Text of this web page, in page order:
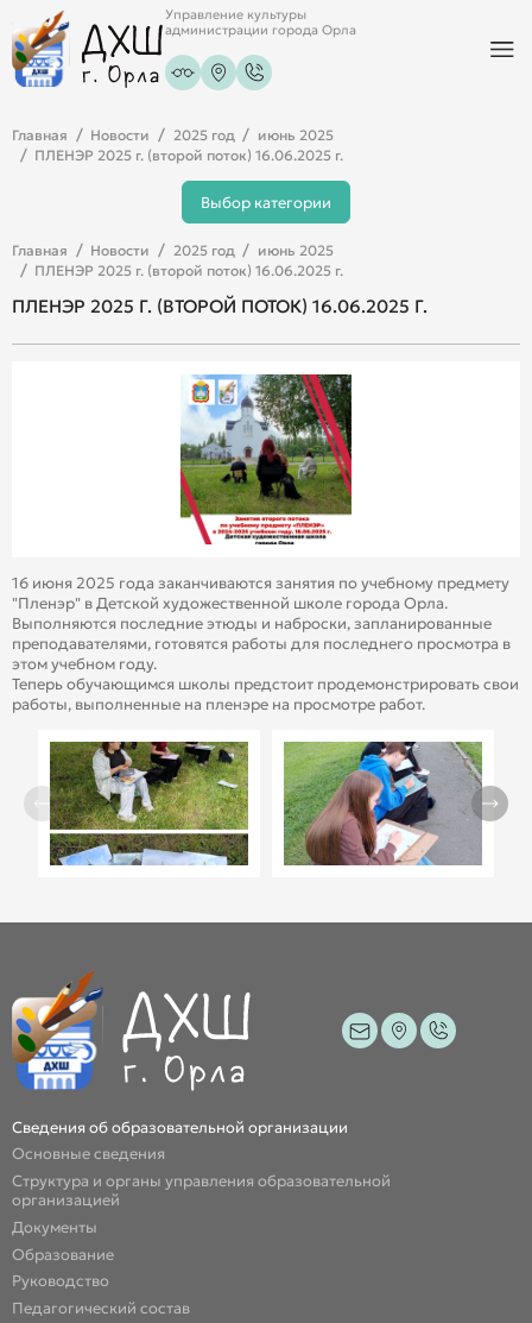
Управление культуры
администрации города Орла
Главная Новости 2025 год
июнь 2025
ПЛЕНЭР 2025 г. (второй поток) 16.06.2025 г.
Выбор категории
Главная Новости 2025 год
июнь 2025
ПЛЕНЭР 2025 г. (второй поток) 16.06.2025 г.
ПЛЕНЭР 2025 Г. (ВТОРОЙ ПОТОК) 16.06.2025 Г.
16 июня 2025 года заканчиваются занятия по учебному предмету
"Пленэр" в Детской художественной школе города Орла.
Выполняются последние этюды и наброски, запланированные
преподавателями, готовятся работы для последнего просмотра в
этом учебном году.
Теперь обучающимся школы предстоит продемонстрировать свои
работы, выполненные на пленэре на просмотре работ.
Сведения об образовательной организации
Основные сведения
Структура и органы управления образовательной
организацией
Документы
Образование
Руководство
Педагогический состав